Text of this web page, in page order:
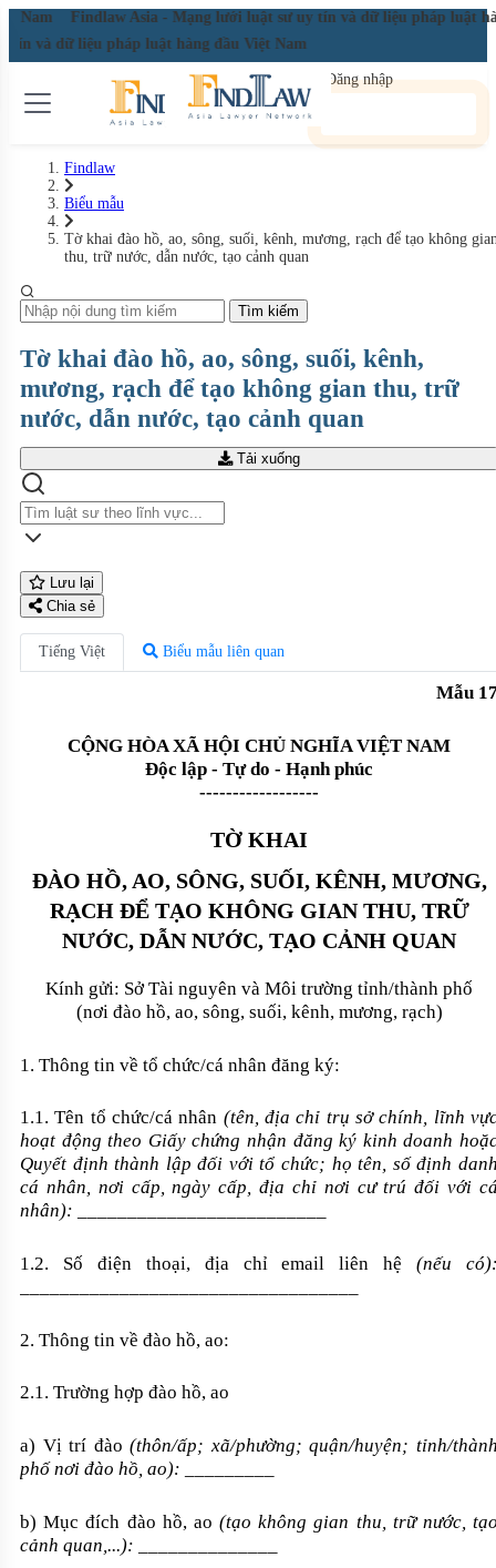
Nam
Findlaw Asia - Mạng lưới luật sư uy tín và dữ liệu pháp luật
tín và dữ liệu pháp luật hàng đầu Việt Nam
Đăng nhập
Findlaw
Biểu mẫu
Tờ khai đào hồ, ao, sông, suối, kênh, mương, rạch để tạo không
thu, trữ nước, dẫn nước, tạo cảnh quan
Tìm kiếm
Tờ khai đào hồ, ao, sông, suối, kênh,
mương, rạch để tạo không gian thu, trữ
nước, dẫn nước, tạo cảnh quan
Tải xuống
Lưu lại
Chia sẻ
Tiếng Việt Biểu mẫu liên quan
Mẫu
CỘNG HÒA XÃ HỘI CHỦ NGHĨA VIỆT NAM
Độc lập - Tự do - Hạnh phúc
------------------
TỜ KHAI
ĐÀO HỒ, AO, SÔNG, SUỐI, KÊNH, MƯƠNG,
RẠCH ĐỂ TẠO KHÔNG GIAN THU, TRỮ
NƯỚC, DẪN NƯỚC, TẠO CẢNH QUAN
Kính gửi: Sở Tài nguyên và Môi trường tỉnh/thành phố
(nơi đào hồ, ao, sông, suối, kênh, mương, rạch)
1. Thông tin về tổ chức/cá nhân đăng ký:
1.1. Tên tổ chức/cá nhân (tên, địa chỉ trụ sở chính, lĩnh
hoạt động theo Giấy chứng nhận đăng ký kinh doanh
Quyết định thành lập đối với tổ chức; họ tên, số định
cá nhân, nơi cấp, ngày cấp, địa chỉ nơi cư trú đối với
nhân):
1.2. Số điện thoại, địa chỉ email liên hệ(nếu
2. Thông tin về đào hồ, ao:
2.1. Trường hợp đào hồ, ao
a) Vị trí đào(thôn/ấp; xã/phường; quận/huyện; tỉnh/
phố nơi đào hồ, ao):
b) Mục đích đào hồ, ao (tạo không gian thu, trữ nước,
cảnh quan,...):